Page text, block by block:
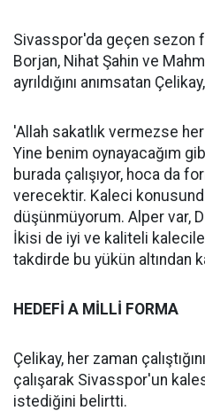
Sivasspor'da geçen sezon
Borjan, Nihat Şahin ve
ayrıldığını anımsatan
'Allah sakatlık vermezse
Yine benim oynayacağım
burada çalışıyor, hoca da
verecektir. Kaleci
düşünmüyorum. Alper var,
İkisi de iyi ve kaliteli
takdirde bu yükün altından
HEDEFİ A MİLLİ FORMA
Çelikay, her zaman
çalışarak Sivasspor'un
istediğini belirtti.